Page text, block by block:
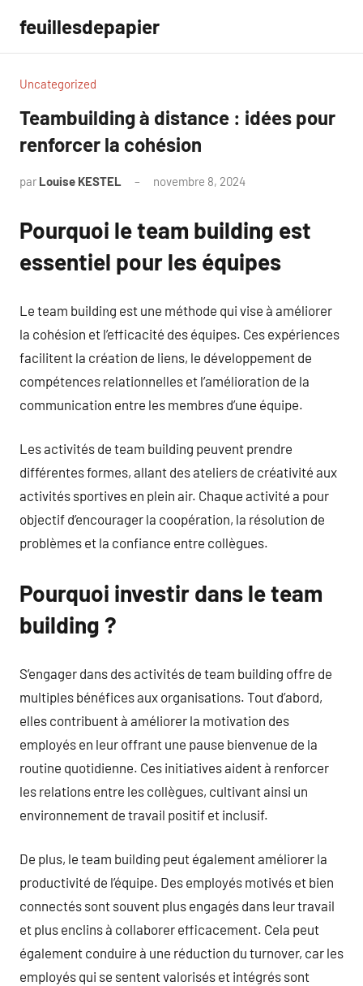
contenu
feuillesdepapier
Uncategorized
Teambuilding à distance : idées pour
renforcer la cohésion
par Louise KESTEL novembre 8, 2024
Pourquoi le team building est
essentiel pour les équipes
Le team building est une méthode qui vise à améliorer
la cohésion et l’efficacité des équipes. Ces expériences
facilitent la création de liens, le développement de
compétences relationnelles et l’amélioration de la
communication entre les membres d’une équipe.
Les activités de team building peuvent prendre
différentes formes, allant des ateliers de créativité aux
activités sportives en plein air. Chaque activité a pour
objectif d’encourager la coopération, la résolution de
problèmes et la confiance entre collègues.
Pourquoi investir dans le team
building ?
S’engager dans des activités de team building offre de
multiples bénéfices aux organisations. Tout d’abord,
elles contribuent à améliorer la motivation des
employés en leur offrant une pause bienvenue de la
routine quotidienne. Ces initiatives aident à renforcer
les relations entre les collègues, cultivant ainsi un
environnement de travail positif et inclusif.
De plus, le team building peut également améliorer la
productivité de l’équipe. Des employés motivés et bien
connectés sont souvent plus engagés dans leur travail
et plus enclins à collaborer efficacement. Cela peut
également conduire à une réduction du turnover, car les
employés qui se sentent valorisés et intégrés sont